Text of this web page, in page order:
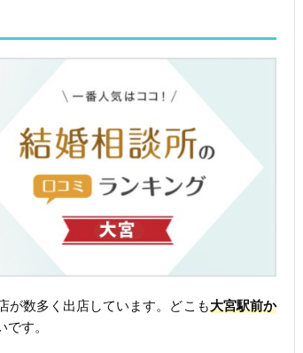
が数多く出店しています。どこも大宮駅前か
す。